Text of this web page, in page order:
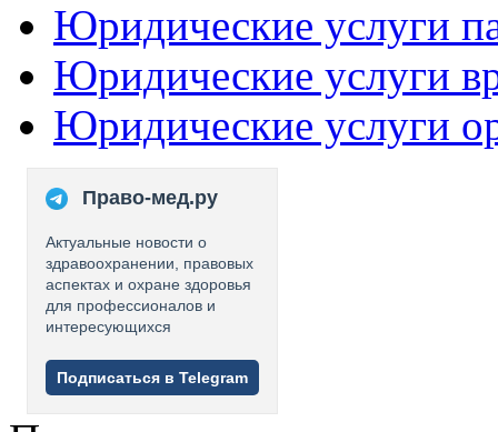
Юридические услуги
Юридические услуги
Юридические услуги
Право-мед.ру
Актуальные новости о
здравоохранении, правовых
аспектах и охране здоровья
для профессионалов и
интересующихся
Подписаться в Telegram